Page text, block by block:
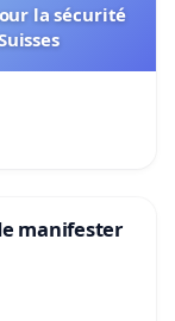
la sécurité
manifester